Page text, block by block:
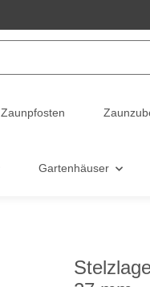
Zaunpfosten
Gartenhäuser